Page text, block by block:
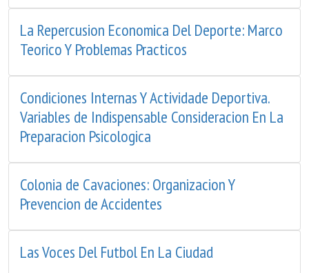
La Repercusion Economica Del Deporte: Marco
Teorico Y Problemas Practicos
Condiciones Internas Y Actividade Deportiva.
Variables de Indispensable Consideracion En La
Preparacion Psicologica
Colonia de Cavaciones: Organizacion Y
Prevencion de Accidentes
Las Voces Del Futbol En La Ciudad